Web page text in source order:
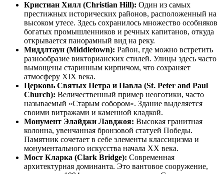
Кристиан Хилл (Christian Hill): Один из самых
престижных исторических районов, расположенный на
высоком утесе. Здесь сохранилось множество особняков
богатых промышленников и речных капитанов, откуда
открывается панорамный вид на реку.
Миддлтаун (Middletown): Район, где можно встретить
разнообразие викторианских стилей. Улицы здесь часто
вымощены старинным кирпичом, что сохраняет
атмосферу XIX века.
Церковь Святых Петра и Павла (St. Peter and Paul
Church): Величественный пример неоготики, часто
называемый «Старым собором». Здание выделяется
своими витражами и каменной кладкой.
Монумент Элайджи Лавджоя: Высокая гранитная
колонна, увенчанная бронзовой статуей Победы.
Памятник сочетает в себе элементы классицизма и
монументального искусства начала XX века.
Мост Кларка (Clark Bridge): Современная
архитектурная доминанта. Это вантовое сооружение,